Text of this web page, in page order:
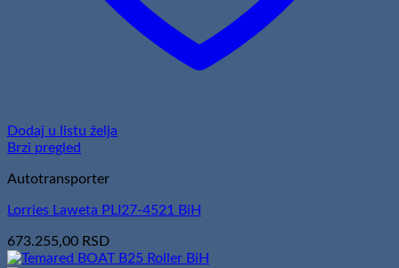
Dodaj u listu želja
Brzi pregled
Autotransporter
Lorries Laweta PLI27-4521 BiH
673.255,00 RSD